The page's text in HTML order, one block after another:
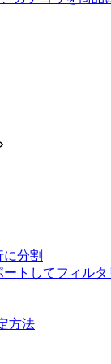
分割
トしてフィルタ
方法